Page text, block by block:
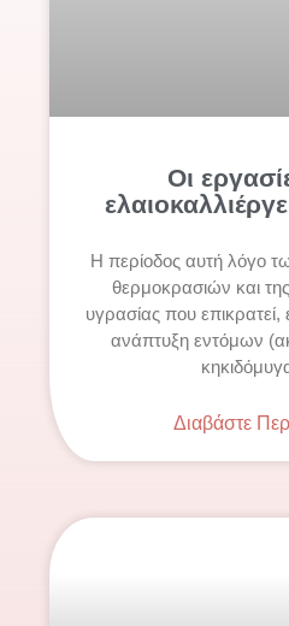
Οι
Η περίοδος αυτή λόγο
θερμοκρασιών και
υγρασίας που επικρατεί,
ανάπτυξη εντόμων
Διαβάστε